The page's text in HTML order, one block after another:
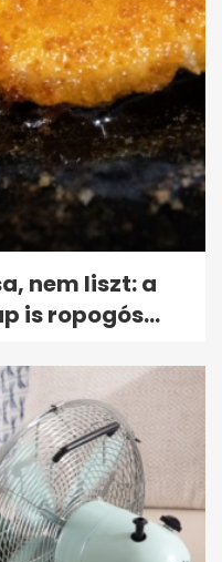
nem liszt: a
is ropogós...